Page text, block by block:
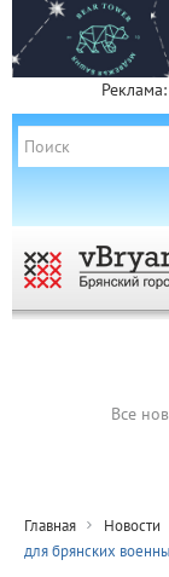
Все
Главная Новости
для брянских